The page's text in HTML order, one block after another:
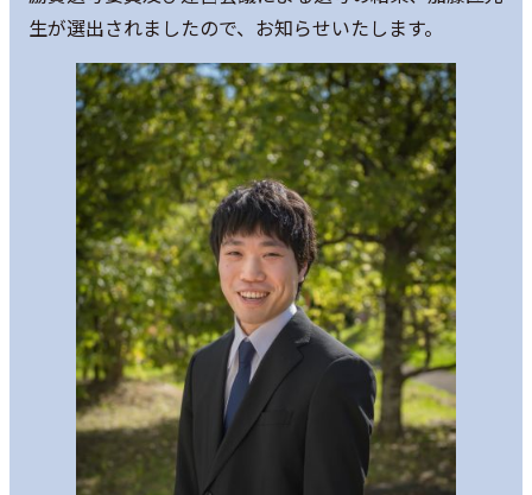
生が選出されましたので、お知らせいたします。